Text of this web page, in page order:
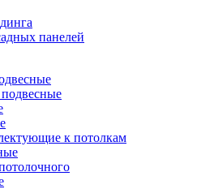
панелей
к потолкам